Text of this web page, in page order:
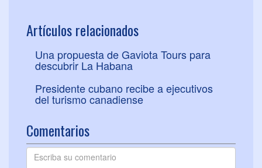
Artículos relacionados
Una propuesta de Gaviota Tours para
descubrir La Habana
Presidente cubano recibe a ejecutivos
del turismo canadiense
Comentarios